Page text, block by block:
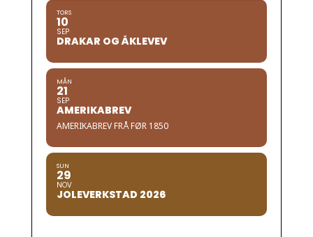
TORS
10
SEP
DRAKAR OG ÅKLEVEV
MÅN
21
SEP
AMERIKABREV
AMERIKABREV FRÅ FØR 1850
SUN
29
NOV
JOLEVERKSTAD 2026